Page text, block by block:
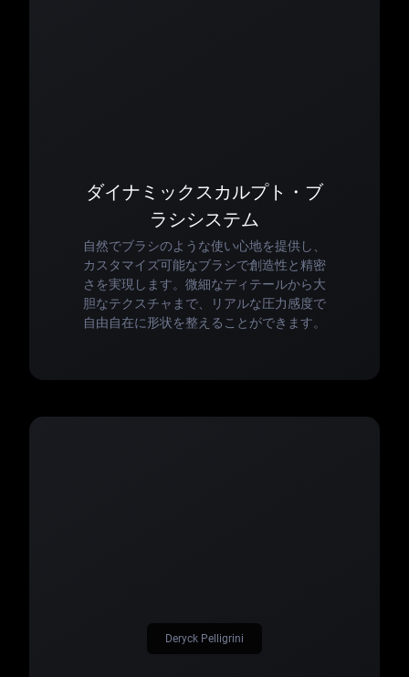
ダイナミックスカルプト・ブ
ラシシステム
自然でブラシのような使い心地を提供し、
カスタマイズ可能なブラシで創造性と精密
さを実現します。微細なディテールから大
胆なテクスチャまで、リアルな圧力感度で
自由自在に形状を整えることができます。
Deryck Pelligrini